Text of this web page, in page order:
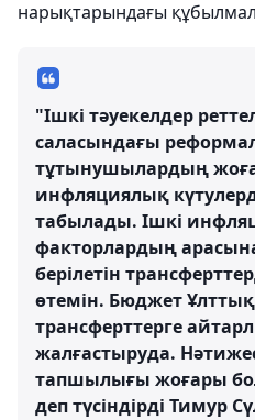
нарықтарындағы
"Ішкі тәуекелдер
саласындағы
тұтынушылардың
инфляциялық
табылады. Ішкі
факторлардың
берілетін
өтемін. Бюджет Ұлттық
трансферттерге
жалғастыруда.
тапшылығы жоғары
деп түсіндірді Тимур